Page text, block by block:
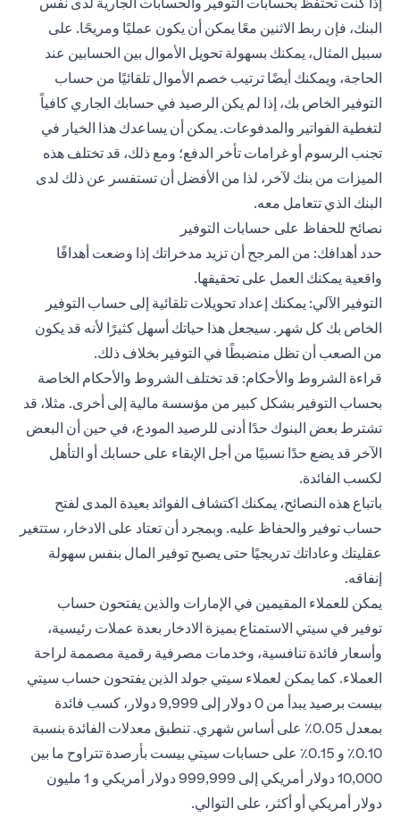
البنك، فإن ربط الاثنين معًا يمكن أن يكون عمليًا ومريحًا. على
سبيل المثال، يمكنك بسهولة تحويل الأموال بين الحسابين عند
الحاجة، ويمكنك أيضًا ترتيب خصم الأموال تلقائيًا من حساب
التوفير الخاص بك، إذا لم يكن الرصيد في حسابك الجاري كافياً
لتغطية الفواتير والمدفوعات. يمكن أن يساعدك هذا الخيار في
تجنب الرسوم أو غرامات تأخر الدفع؛ ومع ذلك، قد تختلف هذه
الميزات من بنك لآخر، لذا من الأفضل أن تستفسر عن ذلك لدى
البنك الذي تتعامل معه.
نصائح للحفاظ على حسابات التوفير
حدد أهدافك: من المرجح أن تزيد مدخراتك إذا وضعت أهدافًا
واقعية يمكنك العمل على تحقيقها.
التوفير الآلي: يمكنك إعداد تحويلات تلقائية إلى حساب التوفير
الخاص بك كل شهر. سيجعل هذا حياتك أسهل كثيرًا لأنه قد يكون
من الصعب أن تظل منضبطًا في التوفير بخلاف ذلك.
قراءة الشروط والأحكام: قد تختلف الشروط والأحكام الخاصة
بحساب التوفير بشكل كبير من مؤسسة مالية إلى أخرى. مثلا، قد
تشترط بعض البنوك حدًا أدنى للرصيد المودع، في حين أن البعض
الآخر قد يضع حدًا نسبيًا من أجل الإبقاء على حسابك أو التأهل
لكسب الفائدة.
باتباع هذه النصائح، يمكنك اكتشاف الفوائد بعيدة المدى لفتح
حساب توفير والحفاظ عليه. وبمجرد أن تعتاد على الادخار، ستتغير
عقليتك وعاداتك تدريجيًا حتى يصبح توفير المال بنفس سهولة
إنفاقه.
يمكن للعملاء المقيمين في الإمارات والذين يفتحون حساب
توفير في سيتي الاستمتاع بميزة الادخار بعدة عملات رئيسية،
وأسعار فائدة تنافسية، وخدمات مصرفية رقمية مصممة لراحة
العملاء. كما يمكن لعملاء سيتي جولد الذين يفتحون حساب سيتي
بيست برصيد يبدأ من 0 دولار إلى 9,999 دولار، كسب فائدة
بمعدل 0.05٪ على أساس شهري. تنطبق معدلات الفائدة بنسبة
0.10٪ و 0.15٪ على حسابات
سيتي بيست بأرصدة تتراوح ما بين
10,000 دولار أمريكي إلى 999,999 دولار أمريكي و 1 مليون
دولار أمريكي أو أكثر، على التوالي.